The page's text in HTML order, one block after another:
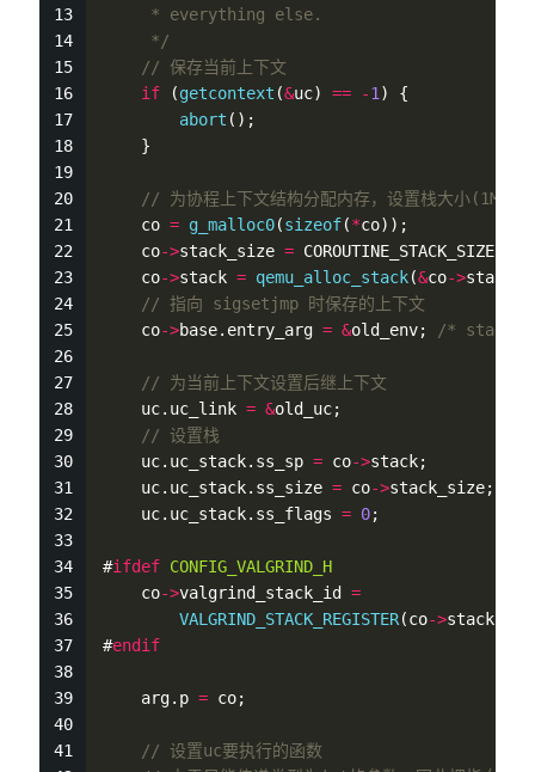
     * everything else.
     */
// 保存当前上下文
if (getcontext (&uc) == -1) {
abort ();
    }
// 为协程上下文结构分配内存，设置栈大小(1MB)
    co
= g_malloc0(sizeof(*co));
    co
->stack_size = COROUTINE_STACK_SIZE;
    co
->stack = qemu_alloc_stack(&co->
// 指向 sigsetjmp 时保存的上下文
    co
->base.entry_arg = &old_env; /* stash
// 为当前上下文设置后继上下文
    uc.uc_link
= &old_uc;
// 设置栈
    uc.uc_stack.ss_sp
= co->stack;
    uc.uc_stack.ss_size
= co->stack_size;
    uc.uc_stack.ss_flags
= 0;
#ifdef CONFIG_VALGRIND_H
    co
->valgrind_stack_id =
VALGRIND_STACK_REGISTER(co->stack, co
#endif
    arg.p
= co;
// 设置uc要执行的函数